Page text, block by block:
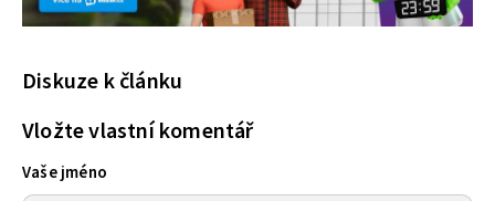
Diskuze k článku
Vložte vlastní komentář
Vaše jméno